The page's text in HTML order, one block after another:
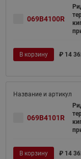
069B4100R
В корзину ₽ 14
069B4101R
В корзину ₽ 14